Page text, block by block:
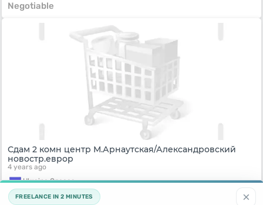
Negotiable
Сдам 2 комн центр М.Арнаутская/Александровский
новостр.еврор
4 years ago
Ukraine,Одесса
6500UAH ×
FREELANCE IN 2 MINUTES